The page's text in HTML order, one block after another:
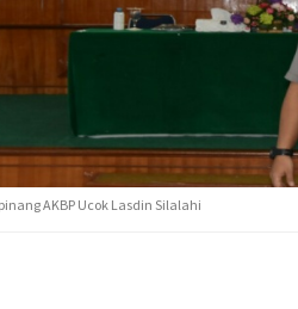
AKBP Ucok Lasdin Silalahi